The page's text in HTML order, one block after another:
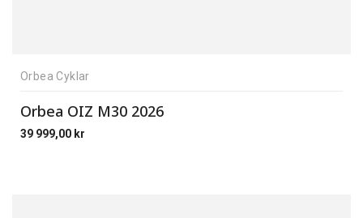
Orbea Cyklar
Orbea OIZ M30 2026
39 999,00 kr